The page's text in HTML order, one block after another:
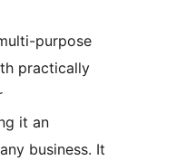
purpose
practically
it an
business. It